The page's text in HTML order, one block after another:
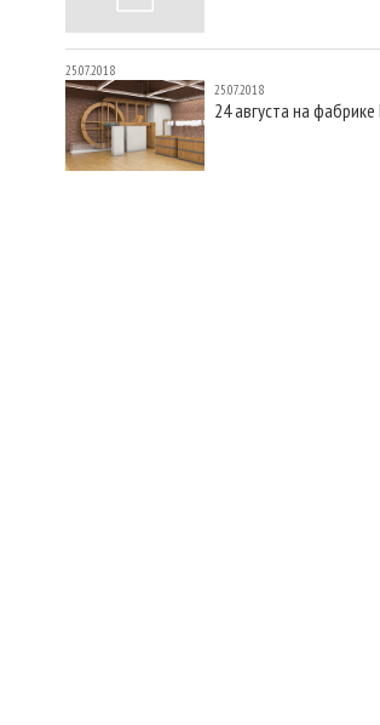
25.07.2018
25.07.2018
24 августа на